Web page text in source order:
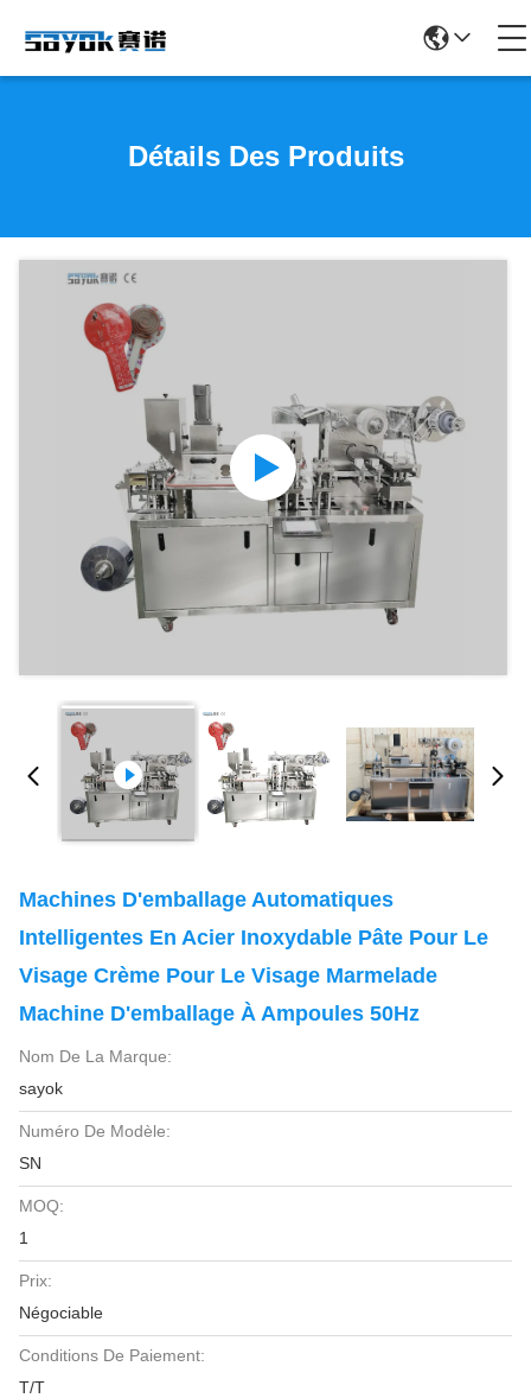
Détails Des Produits
Machines D'emballage Automatiques
Intelligentes En Acier Inoxydable Pâte Pour Le
Visage Crème Pour Le Visage Marmelade
Machine D'emballage À Ampoules 50Hz
Nom De La Marque:
sayok
Numéro De Modèle:
SN
MOQ:
1
Prix:
Négociable
Conditions De Paiement:
T/T